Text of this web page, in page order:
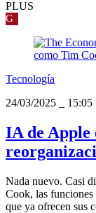
PLUS
G
Tecnología
24/03/2025
15:05
IA de Apple
Nada nuevo. Casi
Cook, las
que ya ofrecen sus